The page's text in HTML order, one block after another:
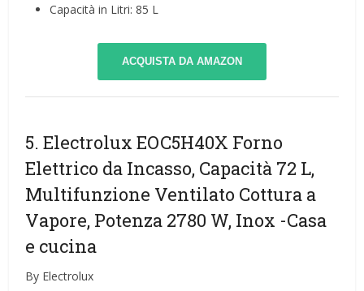
Capacità in Litri: 85 L
ACQUISTA DA AMAZON
5. Electrolux EOC5H40X Forno
Elettrico da Incasso, Capacità 72 L,
Multifunzione Ventilato Cottura a
Vapore, Potenza 2780 W, Inox -Casa
e cucina
By Electrolux